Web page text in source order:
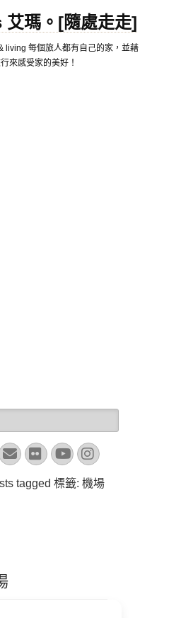
瑪。[隨處走走]
living 每個旅人都有自己的家，並藉
來感受家的美好！
EmailFlickrYouTube
Instagram
tagged 標籤: 機場